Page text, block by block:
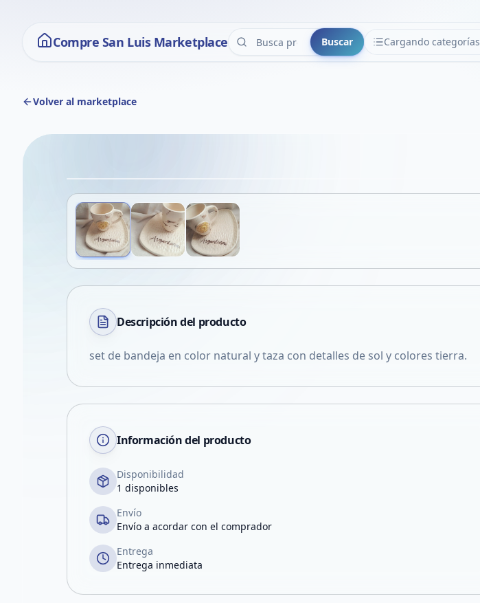
Compre San Luis Marketplace Buscar Cargando categorías
CATEGORÍAS
Volver al marketplace
Descripción del producto
set de bandeja en color natural y taza con detalles de sol y colores tierra.
Información del producto
Disponibilidad
1 disponibles
Envío
Envío a acordar con el comprador
Entrega
Entrega inmediata